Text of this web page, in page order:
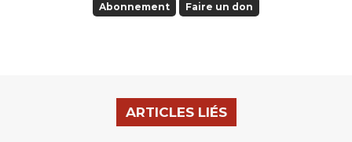
Abonnement Faire un don
ARTICLES LIÉS